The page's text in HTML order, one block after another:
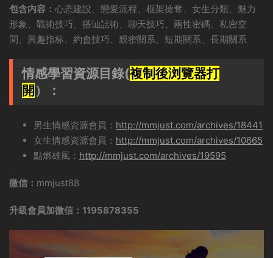
包含内容： 心态建設、戀愛流程、框架搶奪、女生分類、魅力
形象、戰術技巧、搭讪話術、聊天技巧、兩性密碼、私密空
間、興趣指标、約會技巧、親密關系、短期關系、長期關系
情感學習資源目錄(複制後浏覽器打
開 ）：
男生情感資源會員： http://mmjust.com/archives/18441
女生情感資源會員： http://mmjust.com/archives/10665
點燃雄風： http://mmjust.com/archives/19595
微信： mmjust88
升級會員加微信：1195878355